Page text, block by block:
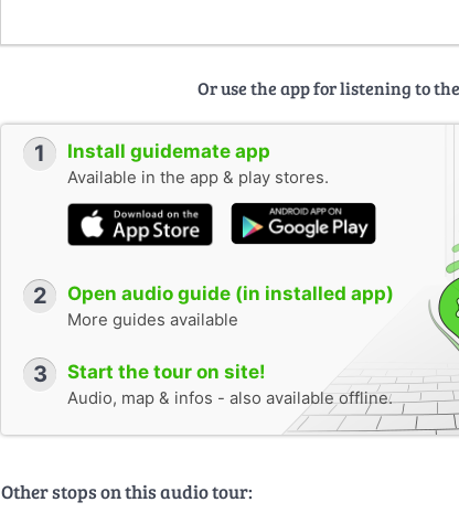
Or use the app for listening to
1 Install guidemate app
Available in the app & play stores.
2 Open audio guide (in installed app)
More guides available
3 Start the tour on site!
Audio, map & infos - also available offline.
Other stops on this audio tour: